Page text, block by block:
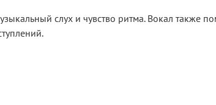
слух и чувство ритма. Вокал также